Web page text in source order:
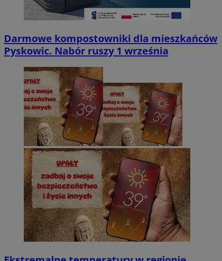
Darmowe kompostowniki dla mieszkańców
Pyskowic. Nabór ruszy 1 września